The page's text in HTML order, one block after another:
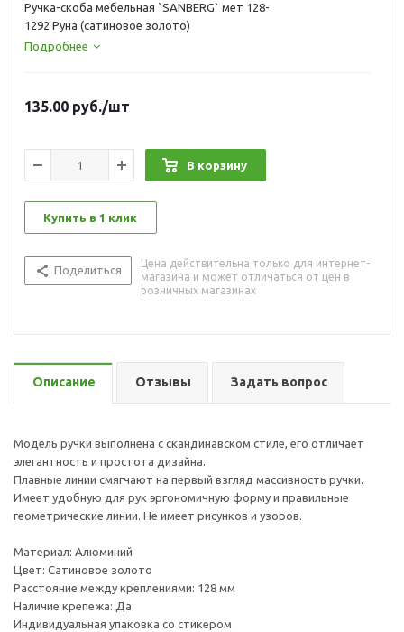
Ручка-скоба мебельная `SANBERG` мет 128-
1292 Руна (сатиновое золото)
Подробнее
135.00 руб./шт
В корзину
Купить в 1 клик
Поделиться
Цена действительна только для интернет-
магазина и может отличаться от цен в
розничных магазинах
Описание Отзывы Задать вопрос
Модель ручки выполнена с скандинавском стиле, его отличает
элегантность и простота дизайна.
Плавные линии смягчают на первый взгляд массивность ручки.
Имеет удобную для рук эргономичную форму и правильные
геометрические линии. Не имеет рисунков и узоров.
Материал: Алюминий
Цвет: Сатиновое золото
Расстояние между креплениями: 128 мм
Наличие крепежа: Да
Индивидуальная упаковка со стикером